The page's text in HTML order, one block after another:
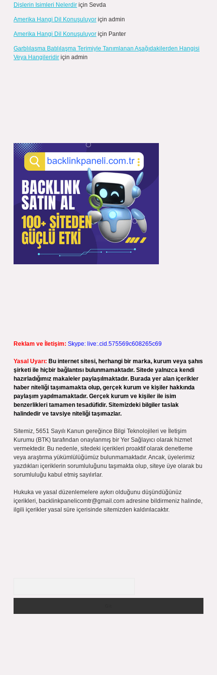
Dişlerin Isimleri Nelerdir için Sevda
Amerika Hangi Dil Konuşuluyor için admin
Amerika Hangi Dil Konuşuluyor için Panter
Garblılaşma Batılılaşma Terimiyle Tanımlanan Aşağıdakilerden Hangisi
Veya Hangileridir için admin
Reklam ve İletişim: Skype: live:.cid.575569c608265c69
Yasal Uyarı: Bu internet sitesi, herhangi bir marka, kurum veya şahıs
şirketi ile hiçbir bağlantısı bulunmamaktadır. Sitede yalnızca kendi
hazırladığımız makaleler paylaşılmaktadır. Burada yer alan içerikler
haber niteliği taşımamakta olup, gerçek kurum ve kişiler hakkında
paylaşım yapılmamaktadır. Gerçek kurum ve kişiler ile isim
benzerlikleri tamamen tesadüfidir. Sitemizdeki bilgiler taslak
halindedir ve tavsiye niteliği taşımazlar.
Sitemiz, 5651 Sayılı Kanun gereğince Bilgi Teknolojileri ve İletişim
Kurumu (BTK) tarafından onaylanmış bir Yer Sağlayıcı olarak hizmet
vermektedir. Bu nedenle, sitedeki içerikleri proaktif olarak denetleme
veya araştırma yükümlülüğümüz bulunmamaktadır. Ancak, üyelerimiz
yazdıkları içeriklerin sorumluluğunu taşımakta olup, siteye üye olarak bu
sorumluluğu kabul etmiş sayılırlar.
Hukuka ve yasal düzenlemelere aykırı olduğunu düşündüğünüz
içerikleri, backlinkpanelicomtr@gmail.com adresine bildirmeniz halinde,
ilgili içerikler yasal süre içerisinde sitemizden kaldırılacaktır.